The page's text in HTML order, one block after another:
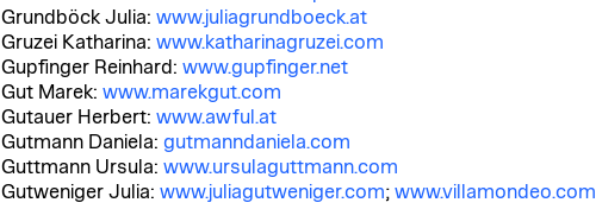
Grundböck Julia: www.juliagrundboeck.at
Gruzei Katharina: www.katharinagruzei.com
Gupfinger Reinhard: www.gupfinger.net
Gut Marek: www.marekgut.com
Gutauer Herbert: www.awful.at
Gutmann Daniela: gutmanndaniela.com
Guttmann Ursula: www.ursulaguttmann.com
Gutweniger Julia: www.juliagutweniger.com; www.villamondeo.com